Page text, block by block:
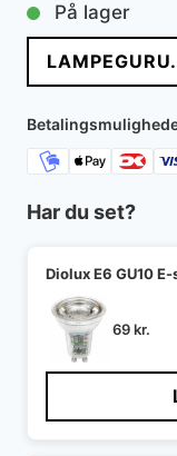
På lager
Har du set?
Diolux E6 GU10
69kr.